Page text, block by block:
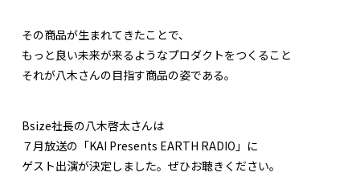
その商品が生まれてきたことで、
もっと良い未来が来るようなプロダクトをつくること
それが八木さんの目指す商品の姿である。
Bsize社長の八木啓太さんは
７月放送の「KAI Presents EARTH RADIO」に
ゲスト出演が決定しました。ぜひお聴きください。